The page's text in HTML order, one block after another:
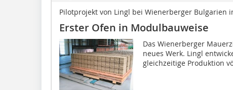
Pilotprojekt von Lingl bei Wienerberger Bulgarien
Erster Ofen in Modulbauweise
Das Wienerberger
neues Werk. Lingl
gleichzeitige Produktion